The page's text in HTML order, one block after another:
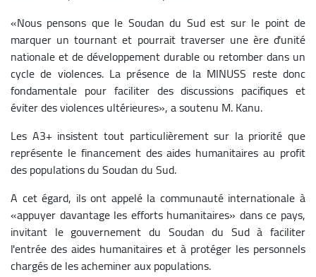
«Nous pensons que le Soudan du Sud est sur le point de
marquer un tournant et pourrait traverser une ère d'unité
nationale et de développement durable ou retomber dans un
cycle de violences. La présence de la MINUSS reste donc
fondamentale pour faciliter des discussions pacifiques et
éviter des violences ultérieures», a soutenu M. Kanu.
Les A3+ insistent tout particulièrement sur la priorité que
représente le financement des aides humanitaires au profit
des populations du Soudan du Sud.
A cet égard, ils ont appelé la communauté internationale à
«appuyer davantage les efforts humanitaires» dans ce pays,
invitant le gouvernement du Soudan du Sud à faciliter
l'entrée des aides humanitaires et à protéger les personnels
chargés de les acheminer aux populations.